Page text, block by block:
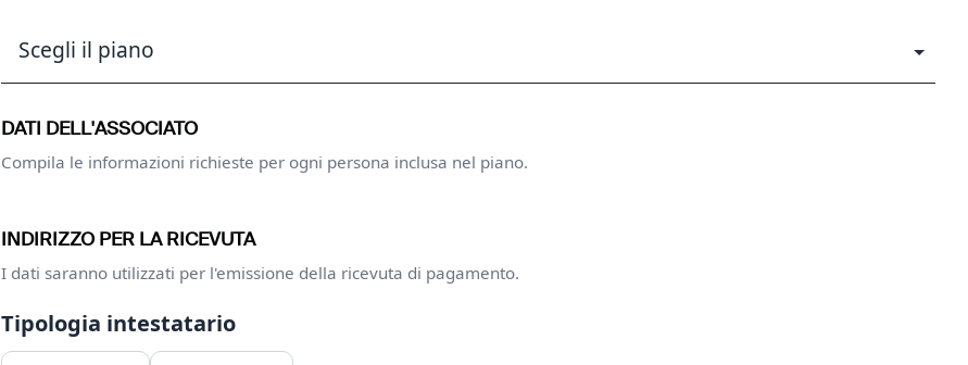
DATI DELL'ASSOCIATO
Compila le informazioni richieste per ogni persona inclusa nel piano.
INDIRIZZO PER LA RICEVUTA
I dati saranno utilizzati per l'emissione della ricevuta di pagamento.
Tipologia intestatario